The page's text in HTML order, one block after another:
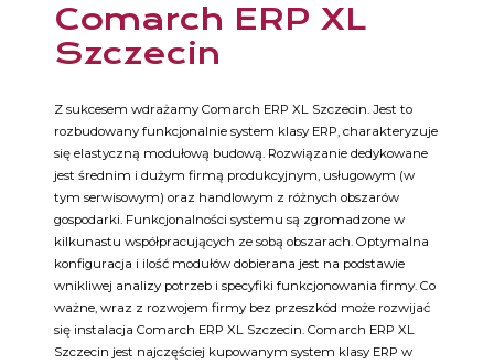
Comarch ERP XL
Szczecin
Z sukcesem wdrażamy Comarch ERP XL Szczecin. Jest to
rozbudowany funkcjonalnie system klasy ERP, charakteryzuje
się elastyczną modułową budową. Rozwiązanie dedykowane
jest średnim i dużym firmą produkcyjnym, usługowym (w
tym serwisowym) oraz handlowym z różnych obszarów
gospodarki. Funkcjonalności systemu są zgromadzone w
kilkunastu współpracujących ze sobą obszarach. Optymalna
konfiguracja i ilość modułów dobierana jest na podstawie
wnikliwej analizy potrzeb i specyfiki funkcjonowania firmy. Co
ważne, wraz z rozwojem firmy bez przeszkód może rozwijać
się instalacja Comarch ERP XL Szczecin. Comarch ERP XL
Szczecin jest najczęściej kupowanym system klasy ERP w